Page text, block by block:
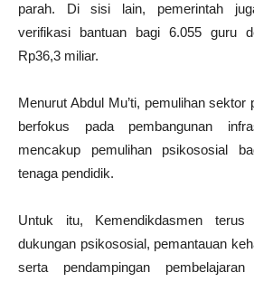
parah. Di sisi lain, pemerintah
verifikasi bantuan bagi 6.055 guru
Rp36,3 miliar.
Menurut Abdul Mu’ti, pemulihan sektor
berfokus pada pembangunan
mencakup pemulihan psikososial
tenaga pendidik.
Untuk itu, Kemendikdasmen terus
dukungan psikososial, pemantauan
serta pendampingan